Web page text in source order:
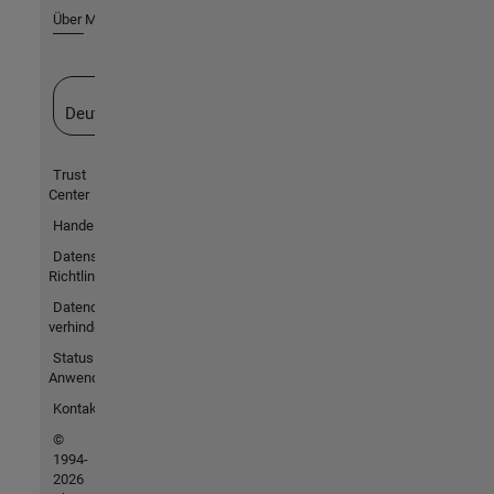
Über MathWorks
Deutschland
Trust
Center
Handelsmarken
Datenschutz-
Richtlinien
Datendiebstahl
verhindern
Status von
Anwendungen
Kontakt
©
1994-
2026